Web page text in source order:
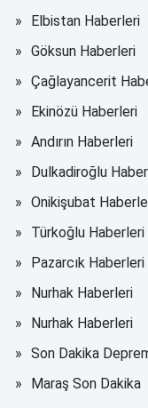
Elbistan Haberleri
Göksun Haberleri
Çağlayancerit
Ekinözü Haberleri
Andırın Haberleri
Dulkadiroğlu
Onikişubat
Türkoğlu Haberleri
Pazarcık Haberleri
Nurhak Haberleri
Nurhak Haberleri
Son Dakika
Maraş Son Dakika